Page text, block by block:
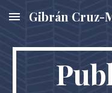
Skip to main content
Gibrán Cruz-